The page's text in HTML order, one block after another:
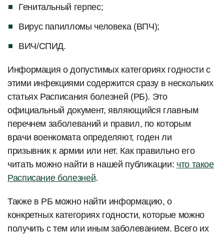
Генитальный герпес;
Вирус папилломы человека (ВПЧ);
ВИЧ/СПИД.
Информация о допустимых категориях годности с
этими инфекциями содержится сразу в нескольких
статьях Расписания болезней (РБ). Это
официальный документ, являющийся главным
перечнем заболеваний и правил, по которым
врачи военкомата определяют, годен ли
призывник к армии или нет. Как правильно его
читать можно найти в нашей публикации: что такое
Расписание болезней.
Также в РБ можно найти информацию, о
конкретных категориях годности, которые можно
получить с тем или иным заболеванием. Всего их